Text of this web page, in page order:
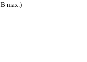
max.)